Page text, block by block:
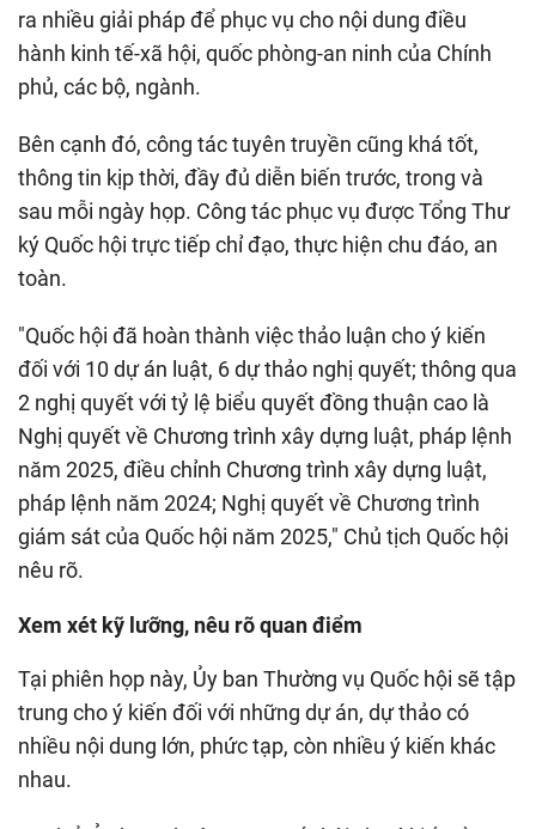
ra nhiều giải pháp để phục vụ cho nội dung điều
hành kinh tế-xã hội, quốc phòng-an ninh của Chính
phủ, các bộ, ngành.
Bên cạnh đó, công tác tuyên truyền cũng khá tốt,
thông tin kịp thời, đầy đủ diễn biến trước, trong và
sau mỗi ngày họp. Công tác phục vụ được Tổng Thư
ký Quốc hội trực tiếp chỉ đạo, thực hiện chu đáo, an
toàn.
"Quốc hội đã hoàn thành việc thảo luận cho ý kiến
đối với 10 dự án luật, 6 dự thảo nghị quyết; thông qua
2 nghị quyết với tỷ lệ biểu quyết đồng thuận cao là
Nghị quyết về Chương trình xây dựng luật, pháp lệnh
năm 2025, điều chỉnh Chương trình xây dựng luật,
pháp lệnh năm 2024; Nghị quyết về Chương trình
giám sát của Quốc hội năm 2025," Chủ tịch Quốc hội
nêu rõ.
Xem xét kỹ lưỡng, nêu rõ quan điểm
Tại phiên họp này, Ủy ban Thường vụ Quốc hội sẽ tập
trung cho ý kiến đối với những dự án, dự thảo có
nhiều nội dung lớn, phức tạp, còn nhiều ý kiến khác
nhau.